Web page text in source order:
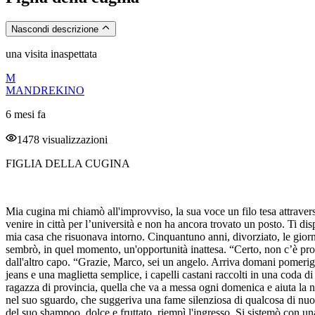
Nascondi descrizione
una visita inaspettata
M
MANDREKINO
6 mesi fa
1478 visualizzazioni
FIGLIA DELLA CUGINA
Mia cugina mi chiamò all'improvviso, la sua voce un filo tesa attraverso il telefono, un’ansia non detta che le stringeva la gola. “Senti, Sandro, so che è un po’ una richiesta fuori dal comune, ma… mia figlia deve venire in città per l’università e non ha ancora trovato un posto. Ti dispiacerebbe se stesse da te per qualche giorno? Giusto il tempo di sistemarsi.” Ascoltai, il ricevitore freddo contro l'orecchio, il silenzio della mia casa che risuonava intorno. Cinquantuno anni, divorziato, le giornate scandite da un ritmo solitario, quasi meccanico. L'idea di un po' di compagnia, di un volto giovane che rompesse la monotonia, mi sembrò, in quel momento, un'opportunità inattesa. “Certo, non c’è problema,” risposi, la mia voce forse un po’ troppo entusiasta. “Cinzia è la benvenuta. Ho spazio, non preoccuparti.” Un sospiro di sollievo dall'altro capo. “Grazie, Marco, sei un angelo. Arriva domani pomeriggio.” Il giorno dopo, il campanello suonò con una timidezza che non mi aspettavo. Aprii la porta e la trovai lì, una figura esile avvolta in jeans e una maglietta semplice, i capelli castani raccolti in una coda di cavallo. Grandi occhi chiari, quasi innocenti, mi scrutarono con un misto di curiosità e un'ombra di nervosismo. Sembrava la classica brava ragazza di provincia, quella che va a messa ogni domenica e aiuta la nonna a fare i biscotti. Eppure, c'era qualcosa nel modo in cui stringeva la cinghia della sua borsa a tracolla, una scintilla appena percepibile nel suo sguardo, che suggeriva una fame silenziosa di qualcosa di nuovo, di inesplorato. “Ciao, zio Sandro,” disse, la voce morbida, quasi un sussurro. “Cinzia, benvenuta,” risposi, facendole strada. Il profumo del suo shampoo, dolce e fruttato, riempì l'ingresso. Si sistemò con una velocità sorprendente, disfacendo il piccolo bagaglio con movimenti precisi. Poi si sedette sul divano, le mani intrecciate in grembo, e iniziò a raccontare. Il paesino da cui veniva, un puntino sulla mappa, senza cinema, senza grandi piazze, un luogo dove il tempo scorreva lento e prevedibile. “Non c’è molto da fare, lì,” spiegò, un leggero broncio che le increspava le labbra. “Pochi amici, e nessuno con cui… beh, con cui fare cose interessanti.” La sua descrizione era vivida, dipingeva un quadro di noia e desiderio inespresso. Mi parlò dei pomeriggi passati a leggere libri, delle serate silenziose, della mancanza di stimoli. Non aveva mai avuto un fidanzato, mai un vero bacio che non fosse goffo e infantile. La sua verginità, lo capii dalle sue parole non dette, era un peso e al tempo stesso un confine, una promessa di qualcosa che ancora non conosceva. I suoi occhi cercavano i miei, quasi volesse capire se la giudicavo, se la mia età mi rendeva immune a quelle piccole, brucianti curiosità. La sera, dopo una cena improvvisata, si alzò dal tavolo, stiracchiandosi con la grazia di un gatto. “Potrei farmi una doccia? Sono un po’ stanca dal viaggio.” “Certo, il bagno è lì in fondo a destra,” indicai, il mio sguardo che indugiava un attimo più del dovuto sul movimento sinuoso della sua schiena mentre si allontanava. Sentii l'acqua scorrere, il vapore che iniziava a diffondersi per casa. Il rumore si fermò dopo una ventina di